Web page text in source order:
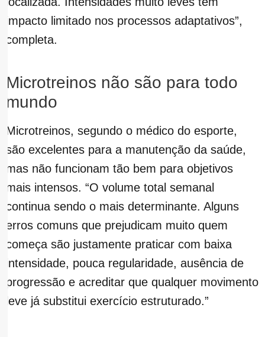
impacto limitado nos processos adaptativos”,
completa.
Microtreinos não são para todo
mundo
Microtreinos, segundo o médico do esporte,
são excelentes para a manutenção da saúde,
mas não funcionam tão bem para objetivos
mais intensos. “O volume total semanal
continua sendo o mais determinante. Alguns
erros comuns que prejudicam muito quem
começa são justamente praticar com baixa
intensidade, pouca regularidade, ausência de
progressão e acreditar que qualquer movimento
leve já substitui exercício estruturado.”